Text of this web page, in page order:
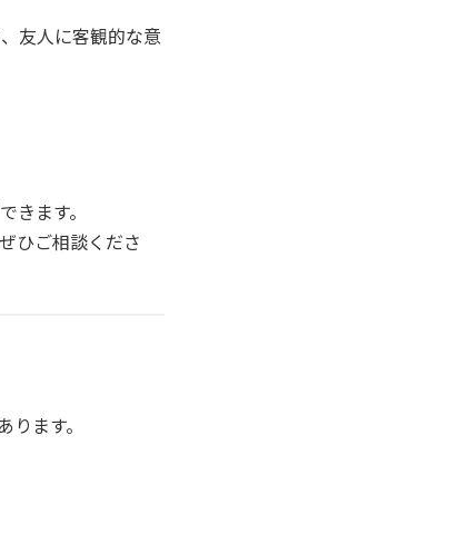
友人に客観的な意
きます。
ひご相談くださ
ります。